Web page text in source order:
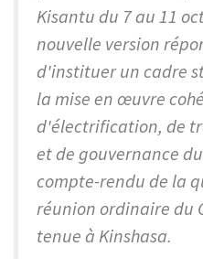
Kisantu du 7 au 11
nouvelle version
d'instituer un cadre
la mise en œuvre
d'électrification, de
et de gouvernance
compte-rendu de la
réunion ordinaire du
tenue à Kinshasa.